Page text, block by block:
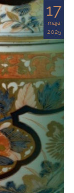
17
maja
2025